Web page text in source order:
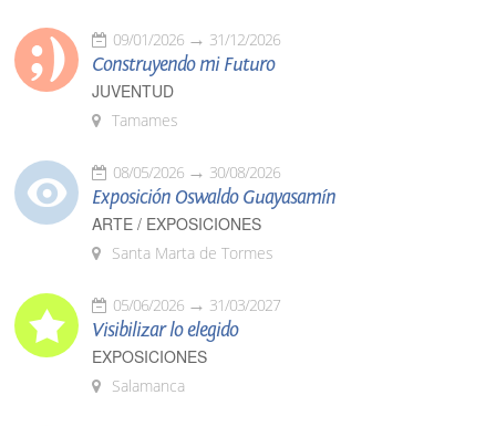
09/01/2026 31/12/2026
Construyendo mi Futuro
JUVENTUD
Tamames
08/05/2026 30/08/2026
Exposición Oswaldo Guayasamín
ARTE / EXPOSICIONES
Santa Marta de Tormes
05/06/2026 31/03/2027
Visibilizar lo elegido
EXPOSICIONES
Salamanca